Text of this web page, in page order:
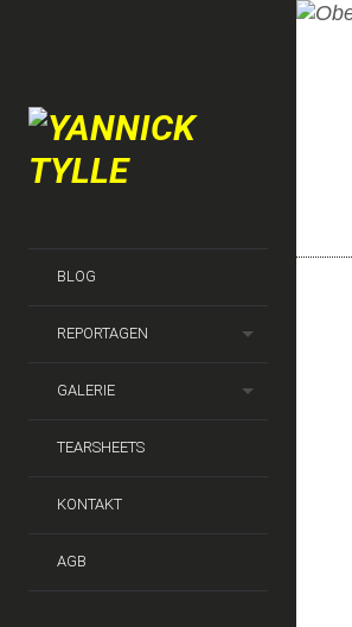
BLOG
REPORTAGEN
GALERIE
TEARSHEETS
KONTAKT
AGB